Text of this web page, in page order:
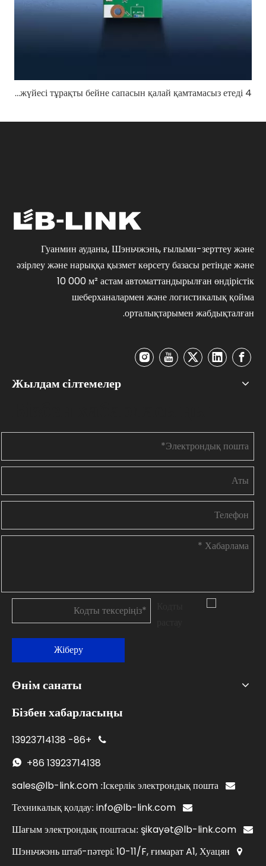
4 км ұзақ қашықтықтағы UAV кескінді беру жүйесі тұрақты бейне сапасын қалай қамтамасыз етеді?
Гуанмин ауданы, Шэньчжэнь, ғылыми-зерттеу және
әзірлеу және нарыққа қызмет көрсету базасы ретінде және
10 000 м² астам автоматтандырылған өндірістік
шеберханалармен және логистикалық қойма
орталықтарымен жабдықталған.
Жылдам сілтемелер
Жіберу
Өнім санаты
Бізбен хабарласыңы

+86-
13923714138
 +86 13923714138

Іскерлік электрондық пошта:
sales@lb-link.com

Техникалық қолдау: info@lb-link.com

Шағым электрондық поштасы: şikayət@lb-link.com

Шэньчжэнь штаб-пәтері: 10-11/F, ғимарат A1, Хуацян